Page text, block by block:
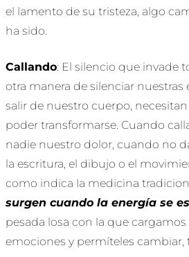
el lamento de su tristeza, algo
ha sido.
Callando: El silencio que invade
otra manera de silenciar
salir de nuestro cuerpo,
poder transformarse. Cuando
nadie nuestro dolor, cuando no
la escritura, el dibujo o el
como indica la medicina
surgen cuando la energía se
pesada losa con la que
emociones y permíteles cambiar,